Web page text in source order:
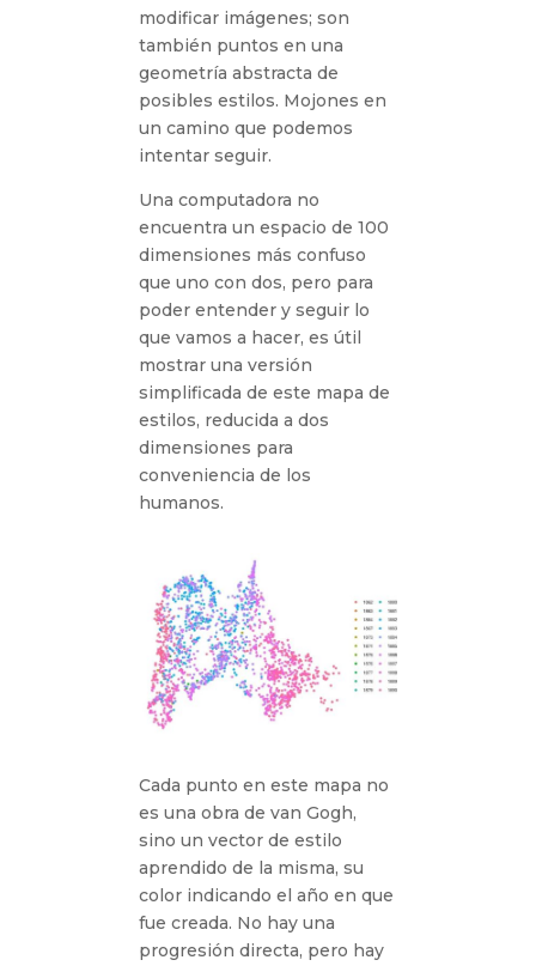
modificar imágenes; son
también puntos en una
geometría abstracta de
posibles estilos. Mojones en
un camino que podemos
intentar seguir.
Una computadora no
encuentra un espacio de 100
dimensiones más confuso
que uno con dos, pero para
poder entender y seguir lo
que vamos a hacer, es útil
mostrar una versión
simplificada de este mapa de
estilos, reducida a dos
dimensiones para
conveniencia de los
humanos.
Cada punto en este mapa no
es una obra de van Gogh,
sino un vector de estilo
aprendido de la misma, su
color indicando el año en que
fue creada. No hay una
progresión directa, pero hay